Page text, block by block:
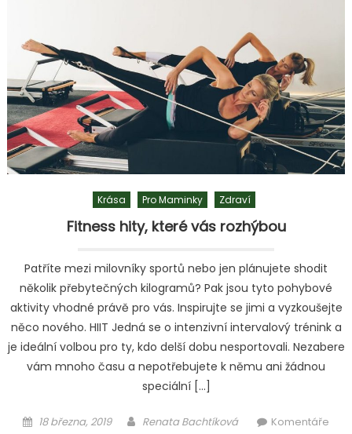
kůže
Krása Pro Maminky Zdraví
Fitness hity, které vás rozhýbou
Patříte mezi milovníky sportů nebo jen plánujete shodit
několik přebytečných kilogramů? Pak jsou tyto pohybové
aktivity vhodné právě pro vás. Inspirujte se jimi a vyzkoušejte
něco nového. HIIT Jedná se o intenzivní intervalový trénink a
je ideální volbou pro ty, kdo delší dobu nesportovali. Nezabere
vám mnoho času a nepotřebujete k němu ani žádnou
speciální […]
Posted
18 března, 2019 Author
Renata Bachtíková
Komentáře